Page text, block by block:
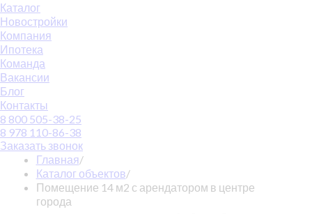
Каталог
Новостройки
Компания
Ипотека
Команда
Вакансии
Блог
Контакты
8 800 505-38-25
8 978 110-86-38
Заказать звонок
Главная/
Каталог объектов/
Помещение 14 м2 с арендатором в центре
города